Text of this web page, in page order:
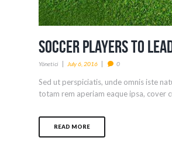
Soccer Players to
Yönetici July 6, 2016 0
Sed ut perspiciatis, unde omnis iste
totam rem aperiam eaque ipsa, cover
READ MORE